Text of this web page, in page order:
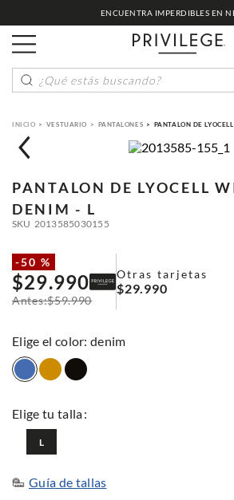
ENCUENTRA IMPERDIBLES EN
¿Qué estás buscando?
VESTUARIO PANTALONES PANTALON DE
PANTALON DE LYOCELL
DENIM - L
SKU 2013585030155
-50 %
$29.990
$59.990
Otras tarjetas
$29.990
: denim
L
Guía de tallas